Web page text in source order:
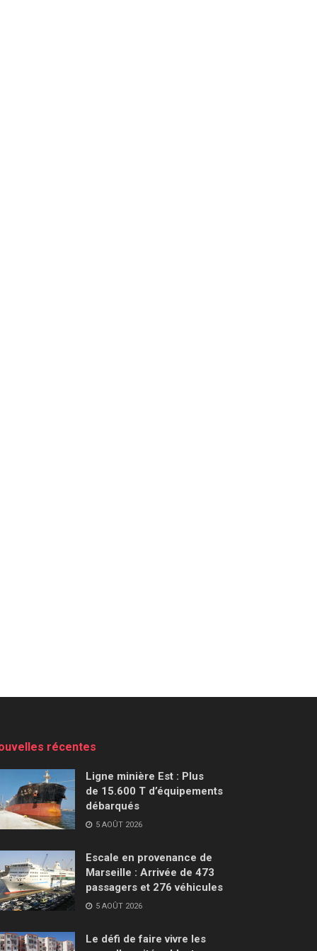
récentes
Ligne minière Est : Plus
de 15.600 T d’équipements
débarqués
5 AOÛT 2026
Escale en provenance de
Marseille : Arrivée de 473
passagers et 276 véhicules
5 AOÛT 2026
Le défi de faire vivre les